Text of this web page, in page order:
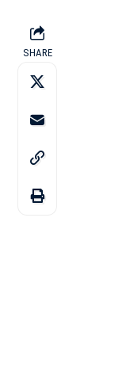
SHARE